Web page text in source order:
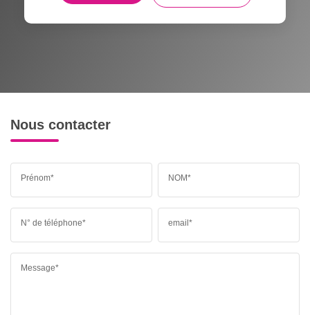
Nous contacter
Prénom* NOM*
N° de téléphone* email*
Message*